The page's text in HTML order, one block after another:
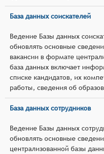
База данных соискателей
Ведение Базы данных
обновлять основные
вакансии в формате
база данных включает
списке кандидатов, их
работы, сведения об
База данных сотрудников
Ведение Базы данных
обновлять основные
централизованной базы